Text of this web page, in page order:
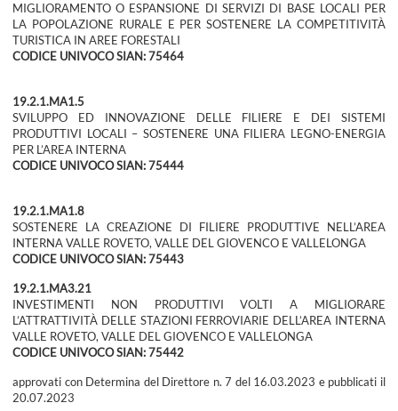
MIGLIORAMENTO O ESPANSIONE DI SERVIZI DI BASE LOCALI PER
LA POPOLAZIONE RURALE E PER SOSTENERE LA COMPETITIVITÀ
TURISTICA IN AREE FORESTALI
CODICE UNIVOCO SIAN: 75464
19.2.1.MA1.5
SVILUPPO ED INNOVAZIONE DELLE FILIERE E DEI SISTEMI
PRODUTTIVI LOCALI – SOSTENERE UNA FILIERA LEGNO-ENERGIA
PER L’AREA INTERNA
CODICE UNIVOCO SIAN: 75444
19.2.1.MA1.8
SOSTENERE LA CREAZIONE DI FILIERE PRODUTTIVE NELL’AREA
INTERNA VALLE ROVETO, VALLE DEL GIOVENCO E VALLELONGA
CODICE UNIVOCO SIAN: 75443
19.2.1.MA3.21
INVESTIMENTI NON PRODUTTIVI VOLTI A MIGLIORARE
L’ATTRATTIVITÀ DELLE STAZIONI FERROVIARIE DELL’AREA INTERNA
VALLE ROVETO, VALLE DEL GIOVENCO E VALLELONGA
CODICE UNIVOCO SIAN: 75442
approvati con Determina del Direttore n. 7 del 16.03.2023 e pubblicati il
20.07.2023